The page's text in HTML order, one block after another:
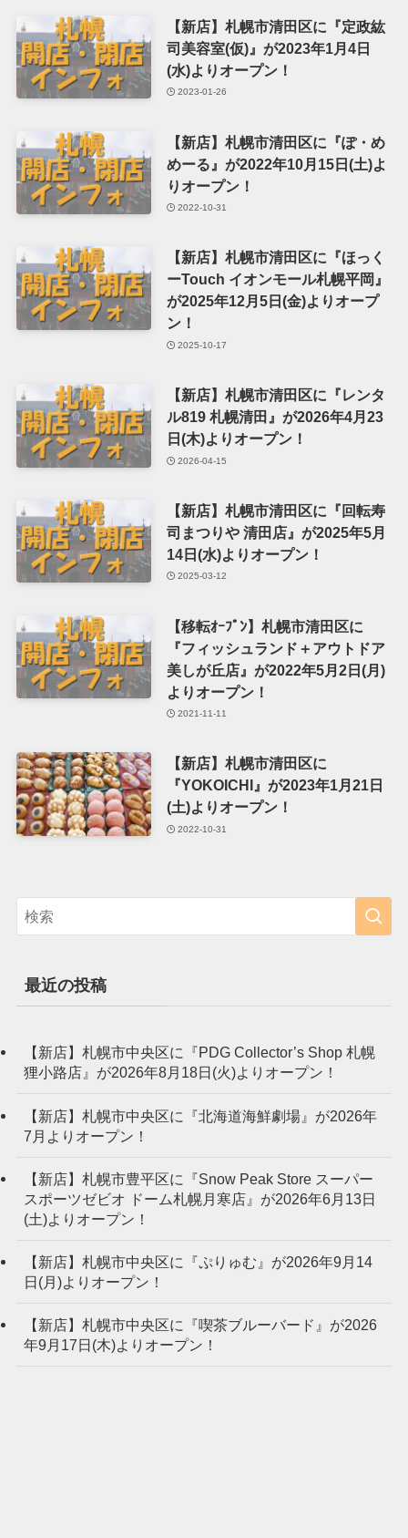
【新店】札幌市清田区に『定政紘
司美容室(仮)』が2023年1月4日
(水)よりオープン！
2023-01-26
【新店】札幌市清田区に『ぽ・め
めーる』が2022年10月15日(土)よ
りオープン！
2022-10-31
【新店】札幌市清田区に『ほっく
ーTouch イオンモール札幌平岡』
が2025年12月5日(金)よりオープ
ン！
2025-10-17
【新店】札幌市清田区に『レンタ
ル819 札幌清田』が2026年4月23
日(木)よりオープン！
2026-04-15
【新店】札幌市清田区に『回転寿
司まつりや 清田店』が2025年5月
14日(水)よりオープン！
2025-03-12
【移転ｵｰﾌﾟﾝ】札幌市清田区に
『フィッシュランド＋アウトドア
美しが丘店』が2022年5月2日(月)
よりオープン！
2021-11-11
【新店】札幌市清田区に
『YOKOICHI』が2023年1月21日
(土)よりオープン！
2022-10-31
最近の投稿
【新店】札幌市中央区に『PDG Collector’s Shop 札幌
狸小路店』が2026年8月18日(火)よりオープン！
【新店】札幌市中央区に『北海道海鮮劇場』が2026年
7月よりオープン！
【新店】札幌市豊平区に『Snow Peak Store スーパー
スポーツゼビオ ドーム札幌月寒店』が2026年6月13日
(土)よりオープン！
【新店】札幌市中央区に『ぷりゅむ』が2026年9月14
日(月)よりオープン！
【新店】札幌市中央区に『喫茶ブルーバード』が2026
年9月17日(木)よりオープン！